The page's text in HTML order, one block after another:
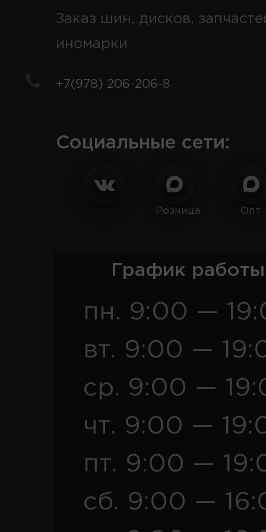
Заказ шин, дисков,
иномарки
+7(978) 206-206-8
Социальные сети:
Розница Опт
График
пн. 9:00 —
вт. 9:00 —
ср. 9:00 —
чт. 9:00 —
пт. 9:00 —
сб. 9:00 —